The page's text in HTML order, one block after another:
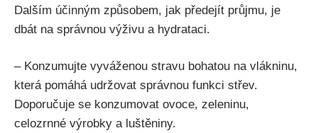
Dalším účinným způsobem, jak předejít průjmu, je
dbát na správnou výživu a hydrataci.
– Konzumujte vyváženou stravu bohatou na vlákninu,
která pomáhá udržovat správnou funkci střev.
Doporučuje se konzumovat ovoce, zeleninu,
celozrnné výrobky a ⁢luštěniny.